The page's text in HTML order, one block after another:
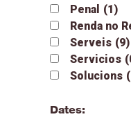
Penal (1)
Renda no
Serveis (9)
Servicios
Solucions
Dates: